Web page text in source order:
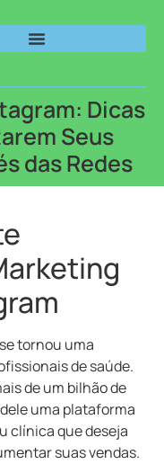
Dicas
Seus
das Redes
se tornou uma
de saúde.
de um bilhão de
uma plataforma
clínica que deseja
suas vendas.